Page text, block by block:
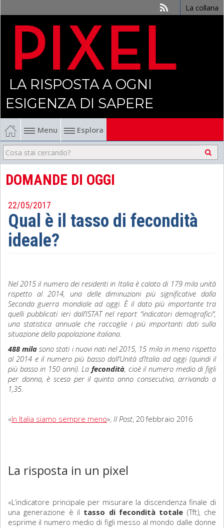
La collana
LA RISPOSTA A OGNI
ESIGENZA DI SAPERE
Menu Esplora
Economia
Management
Politica
Sociologia
Storia
Matematica
Diritto
DOMANDE DI OGGI
22/05/2017
Qual è il tasso di fecondità
ideale?
Nel 2015 il numero dei residenti in Italia è calato di 179 mila unità
rispetto al 2014, una delle diminuzioni più significative dalla
Seconda guerra mondiale ad oggi. È il dato più importante tra
quelli pubblicati ieri dall’ISTAT nel report “indicatori demografici“,
una statistica annuale che raccoglie i più importanti dati sulla
situazione della popolazione italiana.
488 milasono stati i nuovi nati nel 2015, 15 mila in meno rispetto
al 2014 e il numero più basso dall’Unità d’Italia ad oggi (quindi il
più basso in 150 anni). La fecondità, cioè il numero medio di figli
per donna, è scesa per il quinto anno consecutivo, arrivando a
1,35.
«In Italia siamo sempre meno», Il Post, 20 febbraio 2016
La risposta in un pixel
«L’indicatore principale per misurare la discendenza finale di
una generazione è il tasso di fecondità totale (Tft), che
esprime il numero medio di figli messo al mondo dalle donne